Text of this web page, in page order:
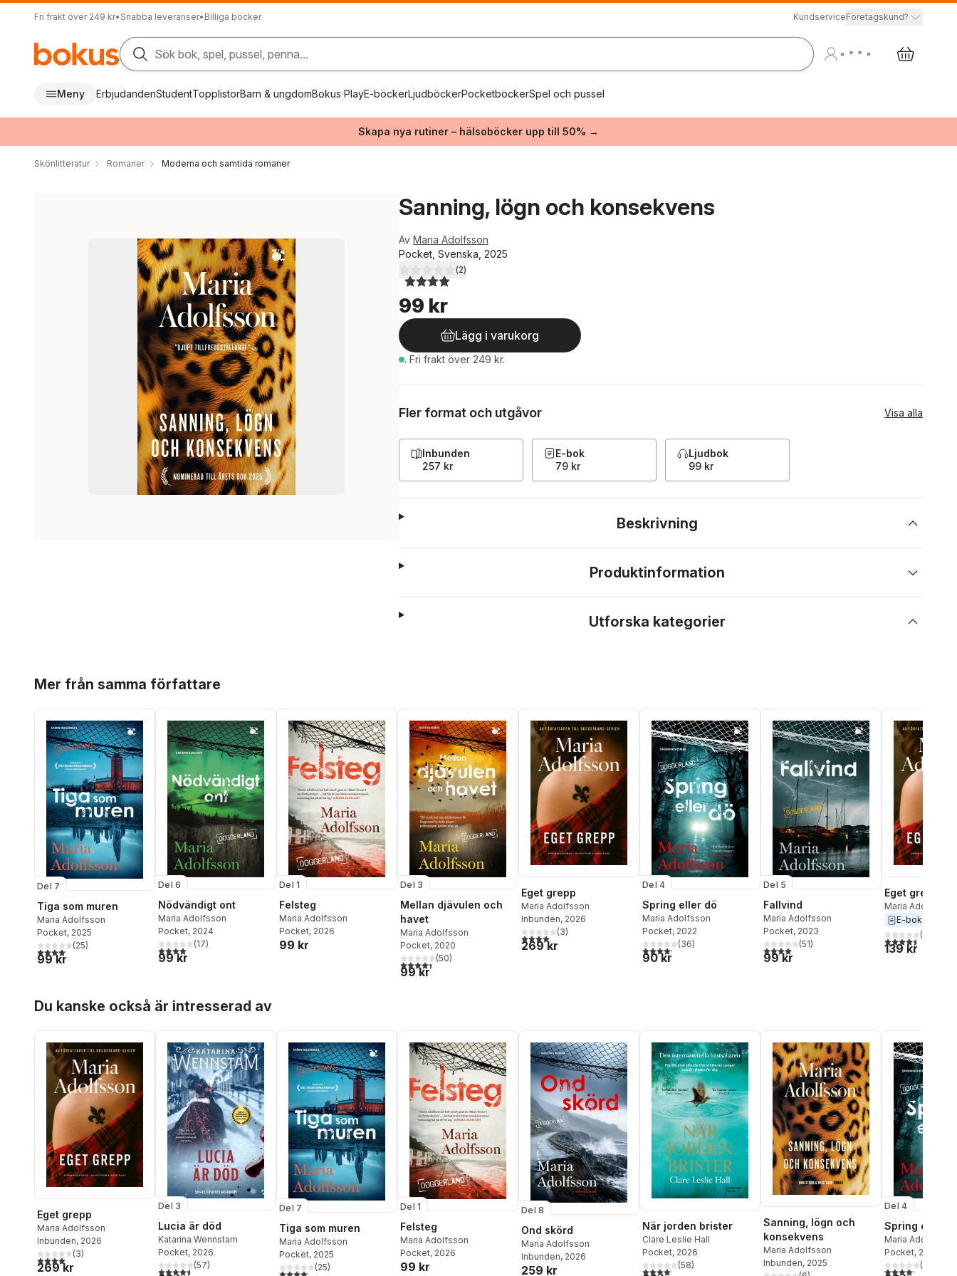
Fri frakt över 249 kr• Snabba leveranser• Billiga böcker KundserviceFöretagskund?
Sök bok, spel, pussel, penna...
Meny ErbjudandenStudentTopplistorBarn & ungdomBokus PlayE-böckerLjudböckerPocketböckerSpel och pussel
Skapa nya rutiner – hälsoböcker upp till 50% →
Skönlitteratur Romaner Moderna och samtida romaner
Sanning, lögn och konsekvens
Av Maria Adolfsson
Pocket, Svenska, 2025
4,0utav 5 stjärnor. Totalt antal röster:
(2)
99 kr
Lägg i varukorg
. Fri frakt över 249 kr.
Fler format och utgåvor Visa alla
Inbunden
257 kr
E-bok
79 kr
Ljudbok
99 kr
Beskrivning
Produktinformation
Utforska kategorier
Mer från samma författare
Del 7
Tiga som muren
Maria Adolfsson
Pocket, 2025
4,1utav 5 stjärnor. Totalt antal röster:
(25)
99 kr
Del 6
Nödvändigt ont
Maria Adolfsson
Pocket, 2024
4,1utav 5 stjärnor. Totalt antal röster:
(17)
99 kr
Del 1
Felsteg
Maria Adolfsson
Pocket, 2026
99 kr
Del 3
Mellan djävulen och
havet
Maria Adolfsson
Pocket, 2020
4,4utav 5 stjärnor. Totalt antal röster:
(50)
99 kr
Eget grepp
Maria Adolfsson
Inbunden, 2026
4,0utav 5 stjärnor. Totalt antal röster:
(3)
269 kr
Del 4
Spring eller dö
Maria Adolfsson
Pocket, 2022
4,2utav 5 stjärnor. Totalt antal röster:
(36)
90 kr
Del 5
Fallvind
Maria Adolfsson
Pocket, 2023
4,0utav 5 stjärnor. Totalt antal röster:
(51)
99 kr
Eget grepp
Maria Adolfsson
E-bok
4,5utav 5(
139 kr
Du kanske också är intresserad av
Eget grepp
Maria Adolfsson
Inbunden, 2026
4,0utav 5 stjärnor. Totalt antal röster:
(3)
269 kr
Del 3
Lucia är död
Katarina Wennstam
Pocket, 2026
4,5utav 5 stjärnor. Totalt antal röster:
(57)
Del 7
Tiga som muren
Maria Adolfsson
Pocket, 2025
4,1utav 5 stjärnor. Totalt antal röster:
(25)
Del 1
Felsteg
Maria Adolfsson
Pocket, 2026
99 kr
Del 8
Ond skörd
Maria Adolfsson
Inbunden, 2026
259 kr
När jorden brister
Clare Leslie Hall
Pocket, 2026
4,1utav 5 stjärnor. Totalt antal röster:
(58)
Sanning, lögn och
konsekvens
Maria Adolfsson
Inbunden, 2025
Del 4
Spring eller
Maria Adolfsson
Pocket, 2022
4,2utav 5(